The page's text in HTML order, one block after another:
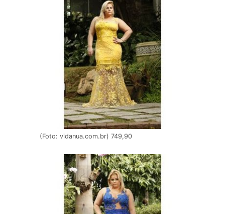
(Foto: vidanua.com.br) 749,90